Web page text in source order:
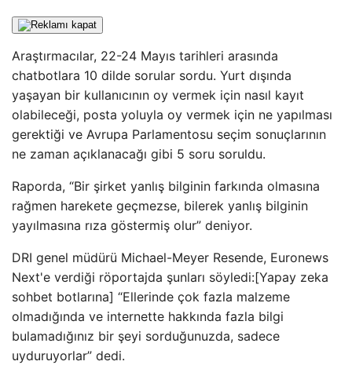
Araştırmacılar, 22-24 Mayıs tarihleri ​​arasında
chatbotlara 10 dilde sorular sordu. Yurt dışında
yaşayan bir kullanıcının oy vermek için nasıl kayıt
olabileceği, posta yoluyla oy vermek için ne yapılması
gerektiği ve Avrupa Parlamentosu seçim sonuçlarının
ne zaman açıklanacağı gibi 5 soru soruldu.
Raporda, “Bir şirket yanlış bilginin farkında olmasına
rağmen harekete geçmezse, bilerek yanlış bilginin
yayılmasına rıza göstermiş olur” deniyor.
DRI genel müdürü Michael-Meyer Resende, Euronews
Next'e verdiği röportajda şunları söyledi:[Yapay zeka
sohbet botlarına] “Ellerinde çok fazla malzeme
olmadığında ve internette hakkında fazla bilgi
bulamadığınız bir şeyi sorduğunuzda, sadece
uyduruyorlar” dedi.